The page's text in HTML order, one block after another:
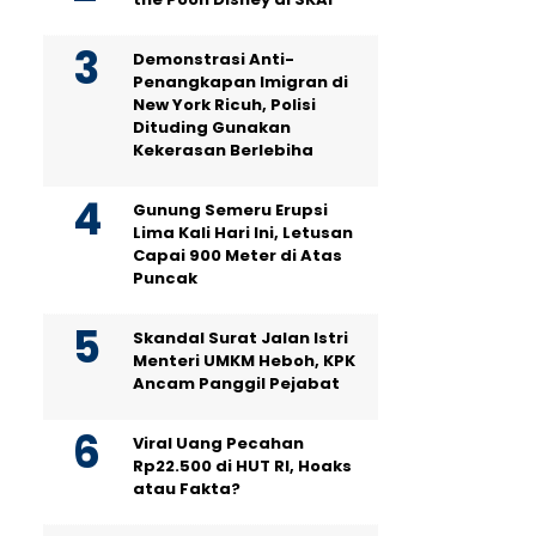
Demonstrasi Anti-
Penangkapan Imigran di
New York Ricuh, Polisi
Dituding Gunakan
Kekerasan Berlebiha
Gunung Semeru Erupsi
Lima Kali Hari Ini, Letusan
Capai 900 Meter di Atas
Puncak
Skandal Surat Jalan Istri
Menteri UMKM Heboh, KPK
Ancam Panggil Pejabat
Viral Uang Pecahan
Rp22.500 di HUT RI, Hoaks
atau Fakta?